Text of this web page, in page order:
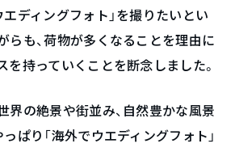
ディングフォト」を撮りたいとい
らも、荷物が多くなることを理由に
を持っていくことを断念しました。
界の絶景や街並み、自然豊かな風景
ぱり「海外でウエディングフォト」